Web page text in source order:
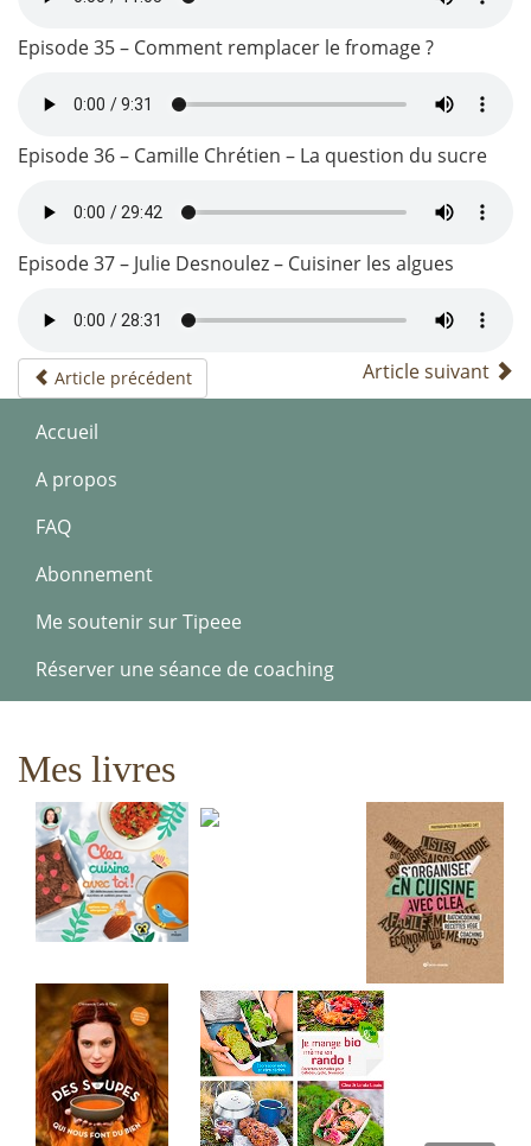
Episode 35 – Comment remplacer le fromage ?
Episode 36 – Camille Chrétien – La question du sucre
Episode 37 – Julie Desnoulez – Cuisiner les algues
Article précédent Article suivant
Accueil
A propos
FAQ
Abonnement
Me soutenir sur Tipeee
Réserver une séance de coaching
Mes livres